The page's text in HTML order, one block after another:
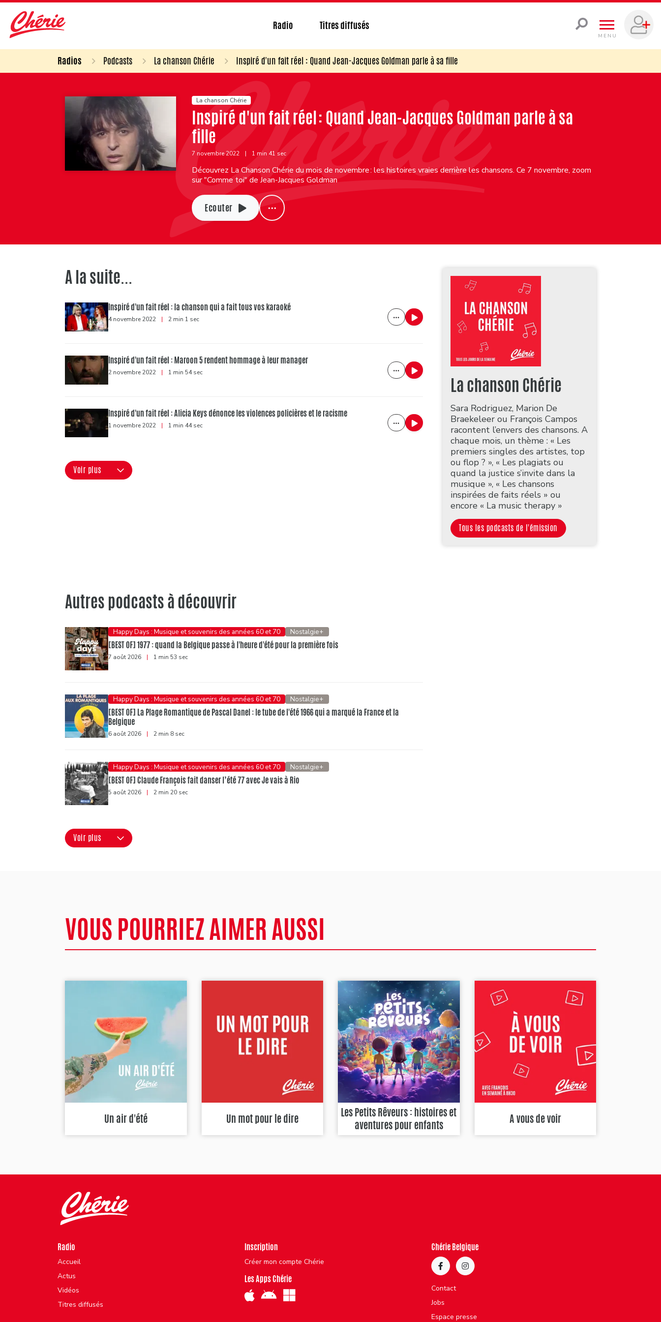
Radio Titres diffusés
MENU
Radios Podcasts La chanson Chérie Inspiré d'un fait réel : Quand Jean-Jacques Goldman parle à sa fille
La chanson Chérie
Inspiré d'un fait réel : Quand Jean-Jacques Goldman parle à sa
fille
7 novembre 2022 | 1 min 41 sec
Découvrez La Chanson Chérie du mois de novembre : les histoires vraies derrière les chansons. Ce 7 novembre, zoom
sur "Comme toi" de Jean-Jacques Goldman
Ecouter
A la suite...
Inspiré d'un fait réel : la chanson qui a fait tous vos karaoké
4 novembre 2022 | 2 min 1 sec
Inspiré d'un fait réel : Maroon 5 rendent hommage à leur manager
2 novembre 2022 | 1 min 54 sec
Inspiré d'un fait réel : Alicia Keys dénonce les violences policières et le racisme
1 novembre 2022 | 1 min 44 sec
Voir plus
La chanson Chérie
Sara Rodriguez, Marion De
Braekeleer ou François Campos
racontent l’envers des chansons. A
chaque mois, un thème : « Les
premiers singles des artistes, top
ou flop ? », « Les plagiats ou
quand la justice s’invite dans la
musique », « Les chansons
inspirées de faits réels » ou
encore « La music therapy »
Tous les podcasts de l'émission
Autres podcasts à découvrir
Happy Days : Musique et souvenirs des années 60 et 70 Nostalgie+
[BEST OF] 1977 : quand la Belgique passe à l'heure d'été pour la première fois
7 août 2026 | 1 min 53 sec
Happy Days : Musique et souvenirs des années 60 et 70 Nostalgie+
[BEST OF] La Plage Romantique de Pascal Danel : le tube de l'été 1966 qui a marqué la France et la
Belgique
6 août 2026 | 2 min 8 sec
Happy Days : Musique et souvenirs des années 60 et 70 Nostalgie+
[BEST OF] Claude François fait danser l’été 77 avec Je vais à Rio
5 août 2026 | 2 min 20 sec
Voir plus
VOUS POURRIEZ AIMER AUSSI
Un air d'été Un mot pour le dire
Les Petits Rêveurs : histoires et
aventures pour enfants
A vous de voir
Radio
Accueil
Actus
Vidéos
Titres diffusés
Inscription
Créer mon compte Chérie
Les Apps Chérie
Chérie Belgique
Contact
Jobs
Espace presse